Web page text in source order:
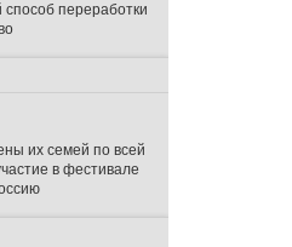
переработки
их семей по всей
в фестивале